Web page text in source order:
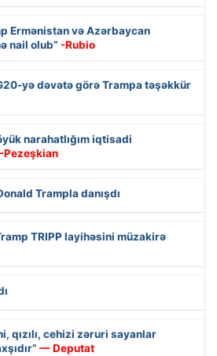
Ermənistan və Azərbaycan
nail olub” -Rubio
yə dəvətə görə Trampa təşəkkür
narahatlığım iqtisadi
-Pezeşkian
Trampla danışdı
TRIPP layihəsini müzakirə
qızılı, cehizi zəruri sayanlar
— Deputat